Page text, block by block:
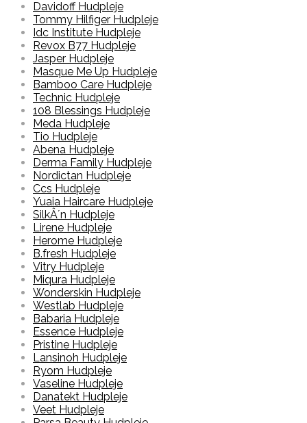
Davidoff Hudpleje
Tommy Hilfiger Hudpleje
Idc Institute Hudpleje
Revox B77 Hudpleje
Jasper Hudpleje
Masque Me Up Hudpleje
Bamboo Care Hudpleje
Technic Hudpleje
108 Blessings Hudpleje
Meda Hudpleje
Tio Hudpleje
Abena Hudpleje
Derma Family Hudpleje
Nordictan Hudpleje
Ccs Hudpleje
Yuaia Haircare Hudpleje
SilkÂ´n Hudpleje
Lirene Hudpleje
Herome Hudpleje
B.fresh Hudpleje
Vitry Hudpleje
Miqura Hudpleje
Wonderskin Hudpleje
Westlab Hudpleje
Babaria Hudpleje
Essence Hudpleje
Pristine Hudpleje
Lansinoh Hudpleje
Ryom Hudpleje
Vaseline Hudpleje
Danatekt Hudpleje
Veet Hudpleje